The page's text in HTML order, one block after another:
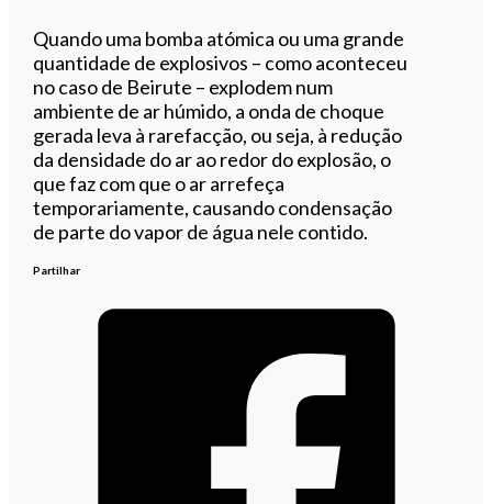
Quando uma bomba atómica ou uma grande
quantidade de explosivos – como aconteceu
no caso de Beirute – explodem num
ambiente de ar húmido, a onda de choque
gerada leva à rarefacção, ou seja, à redução
da densidade do ar ao redor do explosão, o
que faz com que o ar arrefeça
temporariamente, causando condensação
de parte do vapor de água nele contido.
Partilhar